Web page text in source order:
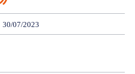
30/07/2023